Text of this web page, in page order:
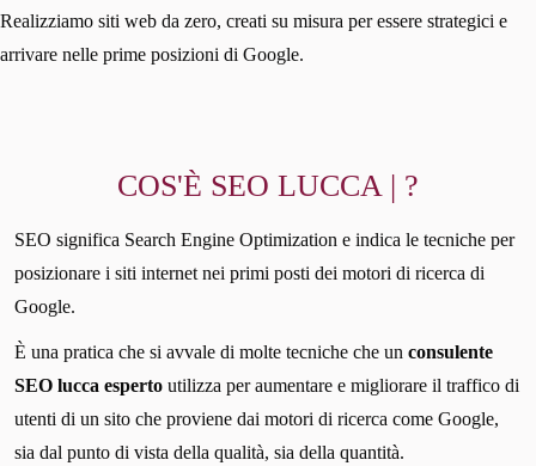
Realizziamo siti web da zero, creati su misura per essere strategici e
arrivare nelle prime posizioni di Google.
COS'È SEO LUCCA | ?
SEO significa Search Engine Optimization e indica le tecniche per
posizionare i siti internet nei primi posti dei motori di ricerca di
Google.
È una pratica che si avvale di molte tecniche che un consulente
SEO lucca esperto utilizza per aumentare e migliorare il traffico di
utenti di un sito che proviene dai motori di ricerca come Google,
sia dal punto di vista della qualità, sia della quantità.